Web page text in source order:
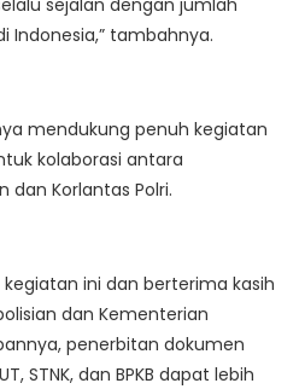
sejalan dengan jumlah
Indonesia,” tambahnya.
mendukung penuh kegiatan
kolaborasi antara
dan Korlantas Polri.
ini dan berterima kasih
dan Kementerian
penerbitan dokumen
STNK, dan BPKB dapat lebih